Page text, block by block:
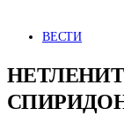
ВЕСТИ